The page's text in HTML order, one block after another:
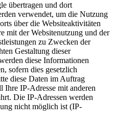
übertragen und dort
verwendet, um die Nutzung
über die Websiteaktivitäten
mit der Websitenutzung und der
zu Zwecken der
Gestaltung dieser
diese Informationen
sofern dies gesetzlich
diese Daten im Auftrag
Ihre IP-Adresse mit anderen
Die IP-Adressen werden
nicht möglich ist (IP-